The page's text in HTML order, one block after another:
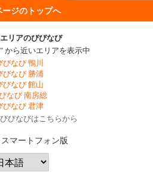
ージのトップへ
リアのびびなび
から近いエリアを表示中
びなび 鴨川
びなび 勝浦
びなび 館山
なび 南房総
びなび 君津
びなびはこちらから
スマートフォン版